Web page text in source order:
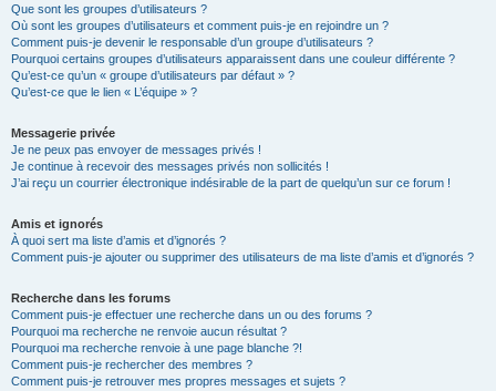
Que sont les groupes d’utilisateurs ?
Où sont les groupes d’utilisateurs et comment puis-je en rejoindre un ?
Comment puis-je devenir le responsable d’un groupe d’utilisateurs ?
Pourquoi certains groupes d’utilisateurs apparaissent dans une couleur différente ?
Qu’est-ce qu’un « groupe d’utilisateurs par défaut » ?
Qu’est-ce que le lien « L’équipe » ?
Messagerie privée
Je ne peux pas envoyer de messages privés !
Je continue à recevoir des messages privés non sollicités !
J’ai reçu un courrier électronique indésirable de la part de quelqu’un sur ce forum !
Amis et ignorés
À quoi sert ma liste d’amis et d’ignorés ?
Comment puis-je ajouter ou supprimer des utilisateurs de ma liste d’amis et d’ignorés ?
Recherche dans les forums
Comment puis-je effectuer une recherche dans un ou des forums ?
Pourquoi ma recherche ne renvoie aucun résultat ?
Pourquoi ma recherche renvoie à une page blanche ?!
Comment puis-je rechercher des membres ?
Comment puis-je retrouver mes propres messages et sujets ?